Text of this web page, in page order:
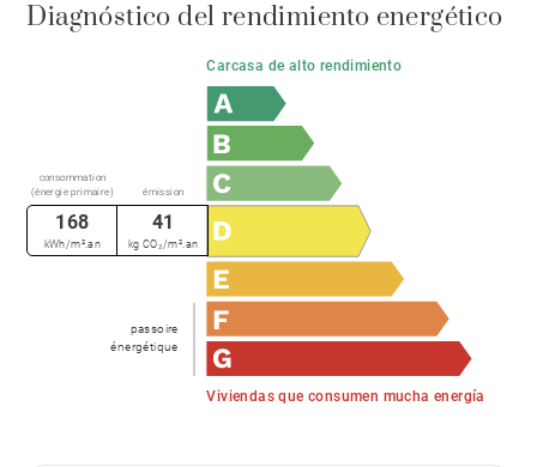
Diagnóstico del rendimiento energético
Carcasa de alto rendimiento
Viviendas que consumen mucha energía
passoire
énergétique
consommation
(énergie primaire)
émission
168
kWh/m².an
41
kg CO₂/m².an